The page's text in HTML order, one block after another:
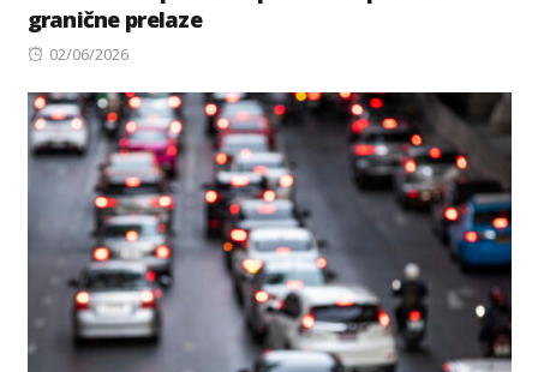
granične prelaze
Posted
02/06/2026